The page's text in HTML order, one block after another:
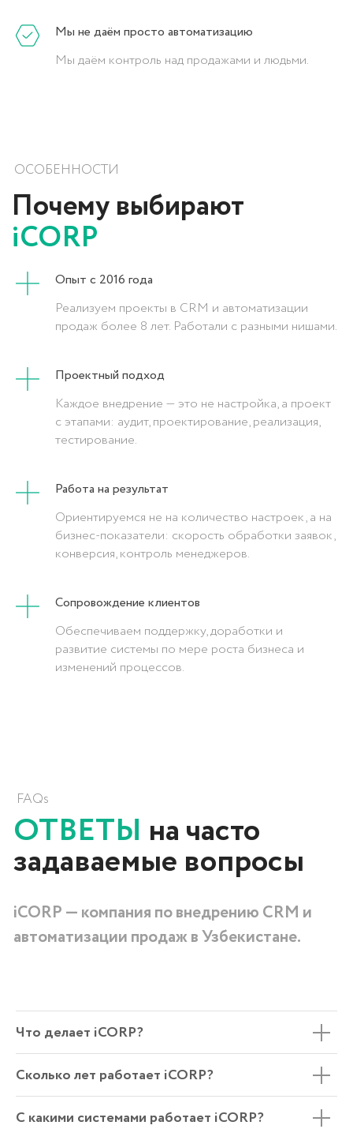
Мы не даём просто автоматизацию
Мы даём контроль над продажами и людьми.
Опыт с 2016 года
Реализуем проекты в CRM и автоматизации
продаж более 8 лет. Работали с разными нишами.
Проектный подход
Каждое внедрение — это не настройка, а проект
с этапами: аудит, проектирование, реализация,
тестирование.
Работа на результат
Ориентируемся не на количество настроек, а на
бизнес-показатели: скорость обработки заявок,
конверсия, контроль менеджеров.
Сопровождение клиентов
Обеспечиваем поддержку, доработки и
развитие системы по мере роста бизнеса и
изменений процессов.
Что делает iCORP?
Сколько лет работает iCORP?
С какими системами работает iCORP?
cполитикой конфиденциальности
+998